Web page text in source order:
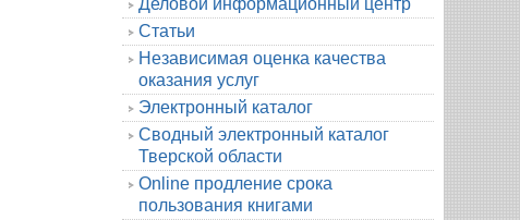
Деловой информационный центр
Статьи
Независимая оценка качества
оказания услуг
Электронный каталог
Сводный электронный каталог
Тверской области
Online продление срока
пользования книгами